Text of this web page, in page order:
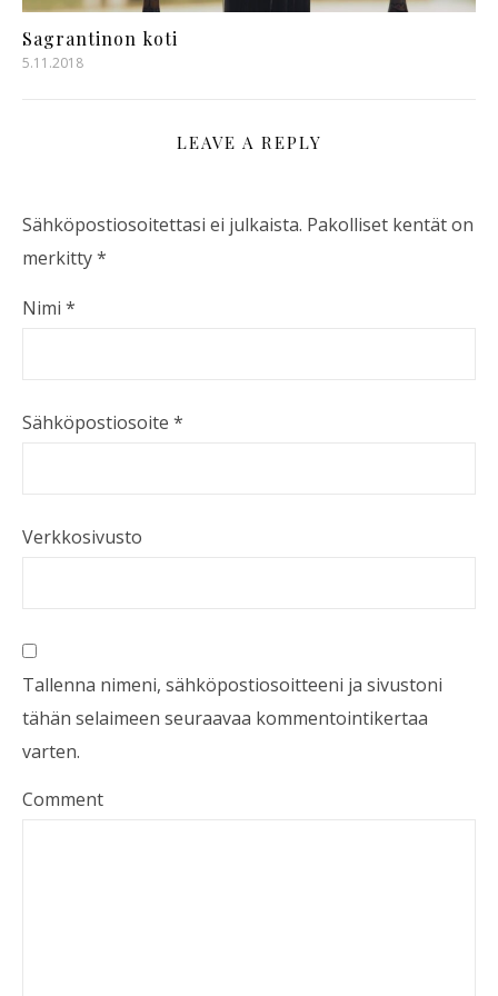
Sagrantinon koti
5.11.2018
LEAVE A REPLY
Sähköpostiosoitettasi ei julkaista. Pakolliset kentät on
merkitty*
Nimi *
Sähköpostiosoite *
Verkkosivusto
Tallenna nimeni, sähköpostiosoitteeni ja sivustoni
tähän selaimeen seuraavaa kommentointikertaa
varten.
Comment